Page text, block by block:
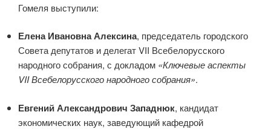
Гомеля выступили:
Елена Ивановна Алексина, председатель городского
Совета депутатов и делегат VII Всебелорусского
народного собрания, с докладом «Ключевые аспекты
VII Всебелорусского народного собрания».
Евгений Александрович Западнюк, кандидат
экономических наук, заведующий кафедрой